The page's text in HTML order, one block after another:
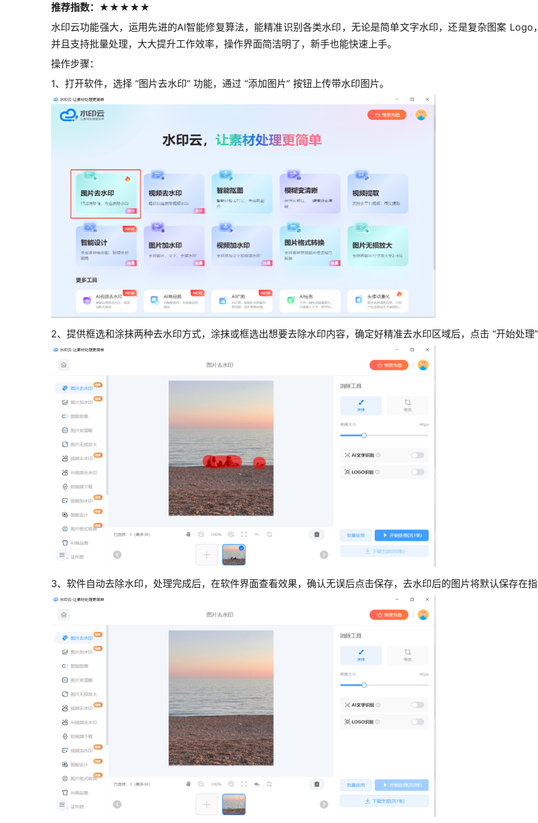
推荐指数：★★★★★
水印云功能强大，运用先进的AI智能修复算法，能精准识别各类水印，无论是简单文字水印，还是复杂图案
并且支持批量处理，大大提升工作效率，操作界面简洁明了，新手也能快速上手。
操作步骤：
1、打开软件，选择 “图片去水印” 功能，通过 “添加图片” 按钮上传带水印图片。
2、提供框选和涂抹两种去水印方式，涂抹或框选出想要去除水印内容，确定好精准去水印区域后，点击 “开始处理
3、软件自动去除水印，处理完成后，在软件界面查看效果，确认无误后点击保存，去水印后的图片将默认保存在